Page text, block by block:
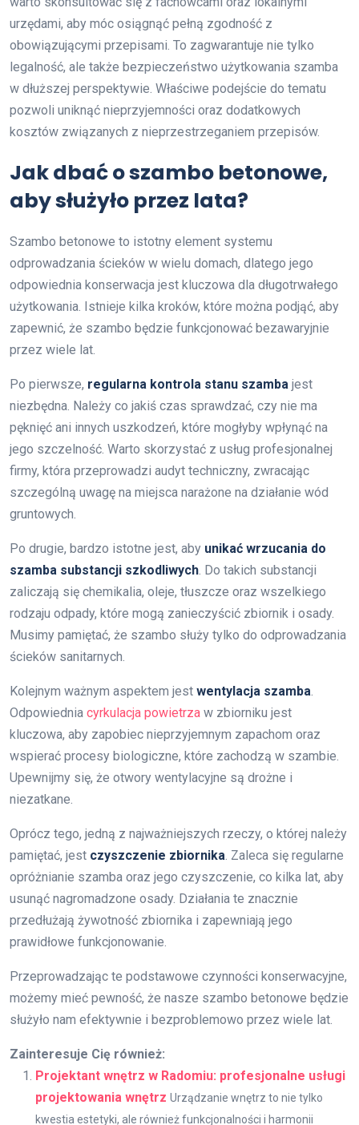
urzędami, aby móc osiągnąć pełną zgodność z
obowiązującymi przepisami. To zagwarantuje nie tylko
legalność, ale także bezpieczeństwo użytkowania szamba
w dłuższej perspektywie. Właściwe podejście do tematu
pozwoli uniknąć nieprzyjemności oraz dodatkowych
kosztów związanych z nieprzestrzeganiem przepisów.
Jak dbać o szambo betonowe,
aby służyło przez lata?
Szambo betonowe to istotny element systemu
odprowadzania ścieków w wielu domach, dlatego jego
odpowiednia konserwacja jest kluczowa dla długotrwałego
użytkowania. Istnieje kilka kroków, które można podjąć, aby
zapewnić, że szambo będzie funkcjonować bezawaryjnie
przez wiele lat.
Po pierwsze, regularna kontrola stanu szamba jest
niezbędna. Należy co jakiś czas sprawdzać, czy nie ma
pęknięć ani innych uszkodzeń, które mogłyby wpłynąć na
jego szczelność. Warto skorzystać z usług profesjonalnej
firmy, która przeprowadzi audyt techniczny, zwracając
szczególną uwagę na miejsca narażone na działanie wód
gruntowych.
Po drugie, bardzo istotne jest, aby unikać wrzucania do
szamba substancji szkodliwych. Do takich substancji
zaliczają się chemikalia, oleje, tłuszcze oraz wszelkiego
rodzaju odpady, które mogą zanieczyścić zbiornik i osady.
Musimy pamiętać, że szambo służy tylko do odprowadzania
ścieków sanitarnych.
Kolejnym ważnym aspektem jest wentylacja szamba.
Odpowiednia cyrkulacja powietrza w zbiorniku jest
kluczowa, aby zapobiec nieprzyjemnym zapachom oraz
wspierać procesy biologiczne, które zachodzą w szambie.
Upewnijmy się, że otwory wentylacyjne są drożne i
niezatkane.
Oprócz tego, jedną z najważniejszych rzeczy, o której należy
pamiętać, jest czyszczenie zbiornika. Zaleca się regularne
opróżnianie szamba oraz jego czyszczenie, co kilka lat, aby
usunąć nagromadzone osady. Działania te znacznie
przedłużają żywotność zbiornika i zapewniają jego
prawidłowe funkcjonowanie.
Przeprowadzając te podstawowe czynności konserwacyjne,
możemy mieć pewność, że nasze szambo betonowe będzie
służyło nam efektywnie i bezproblemowo przez wiele lat.
Zainteresuje Cię również:
Projektant wnętrz w Radomiu: profesjonalne usługi
projektowania wnętrz Urządzanie wnętrz to nie tylko
kwestia estetyki, ale również funkcjonalności i harmonii